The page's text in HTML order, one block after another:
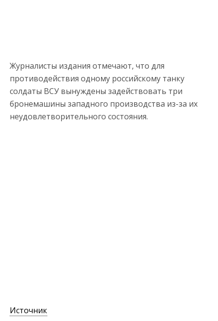
Журналисты издания отмечают, что для
противодействия одному российскому танку
солдаты ВСУ вынуждены задействовать три
бронемашины западного производства из-за их
неудовлетворительного состояния.
Источник